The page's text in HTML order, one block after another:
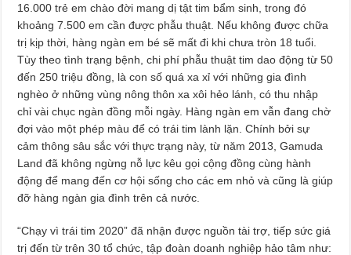
16.000 trẻ em chào đời mang dị tật tim bẩm sinh, trong đó
khoảng 7.500 em cần được phẫu thuật. Nếu không được chữa
trị kịp thời, hàng ngàn em bé sẽ mất đi khi chưa tròn 18 tuổi.
Tùy theo tình trạng bệnh, chi phí phẫu thuật tim dao động từ 50
đến 250 triệu đồng, là con số quá xa xỉ với những gia đình
nghèo ở những vùng nông thôn xa xôi hẻo lánh, có thu nhập
chỉ vài chục ngàn đồng mỗi ngày. Hàng ngàn em vẫn đang chờ
đợi vào một phép màu để có trái tim lành lặn. Chính bởi sự
cảm thông sâu sắc với thực trạng này, từ năm 2013, Gamuda
Land đã không ngừng nỗ lực kêu gọi cộng đồng cùng hành
động để mang đến cơ hội sống cho các em nhỏ và cũng là giúp
đỡ hàng ngàn gia đình trên cả nước.
“Chạy vì trái tim 2020” đã nhận được nguồn tài trợ, tiếp sức giá
trị đến từ trên 30 tổ chức, tập đoàn doanh nghiệp hảo tâm như: